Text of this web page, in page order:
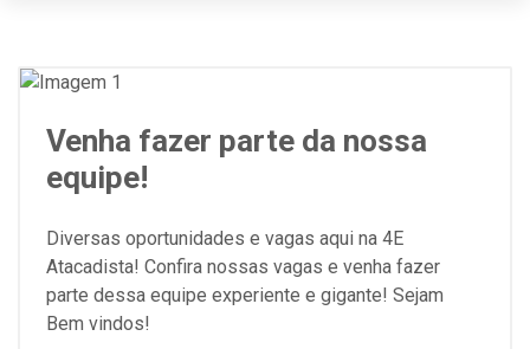
Venha fazer parte da nossa
equipe!
Diversas oportunidades e vagas aqui na 4E
Atacadista! Confira nossas vagas e venha fazer
parte dessa equipe experiente e gigante! Sejam
Bem vindos!